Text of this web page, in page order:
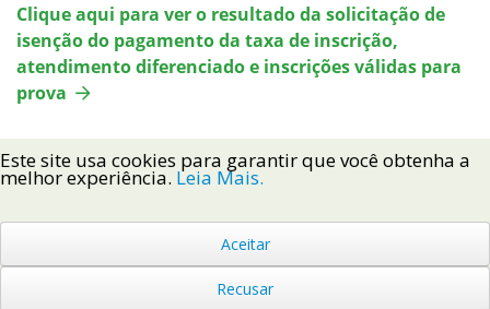
Clique aqui para ver o resultado da solicitação de
isenção do pagamento da taxa de inscrição,
atendimento diferenciado e inscrições válidas para
prova
Voltar ao Topo
Este site usa cookies para garantir que você obtenha a
melhor experiência. Leia Mais.
Aceitar
Recusar